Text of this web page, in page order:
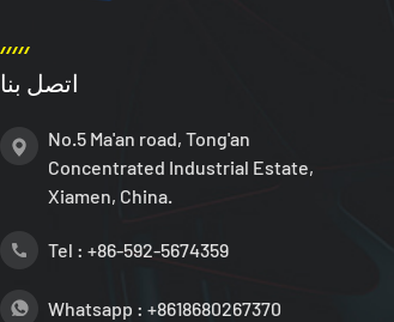
اتصل بنا
No.5 Ma'an road, Tong'an
Concentrated Industrial Estate,
Xiamen, China.
Tel : +86-592-5674359
Whatsapp : +8618680267370